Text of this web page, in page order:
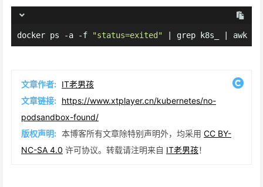
docker ps -a -f "status=exited" | grep k8s_ | awk
文章作者: IT老男孩
文章链接: https://www.xtplayer.cn/kubernetes/no-
podsandbox-found/
版权声明: 本博客所有文章除特别声明外，均采用 CC BY-
NC-SA 4.0 许可协议。转载请注明来自 IT老男孩！